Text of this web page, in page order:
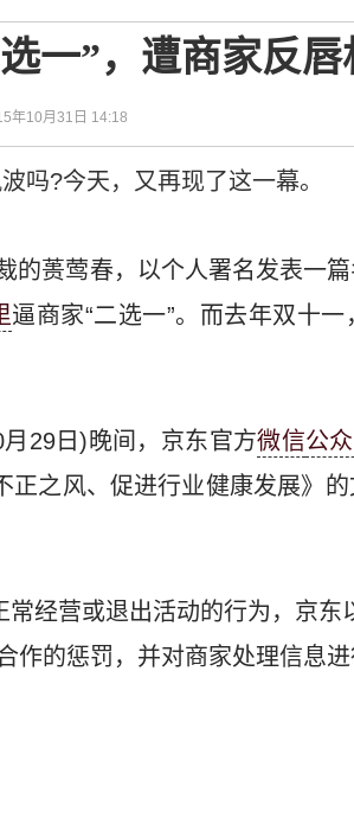
一”，遭商家反唇
年10月31日 14:18
吗?今天，又再现了这一幕。
的蒉莺春，以个人署名发表一
逼商家“二选一”。而去年双十
29日)晚间，京东官方微信公
之风、促进行业健康发展》
经营或退出活动的行为，京东
作的惩罚，并对商家处理信息进